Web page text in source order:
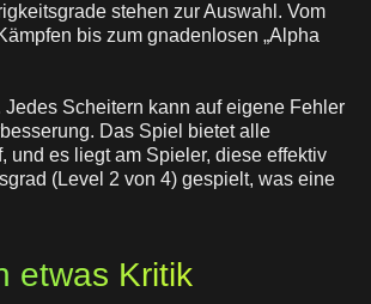
stehen zur Auswahl. Vom
bis zum gnadenlosen „Alpha
Scheitern kann auf eigene Fehler
Das Spiel bietet alle
und es liegt am Spieler, diese effektiv
(Level 2 von 4) gespielt, was eine
etwas Kritik